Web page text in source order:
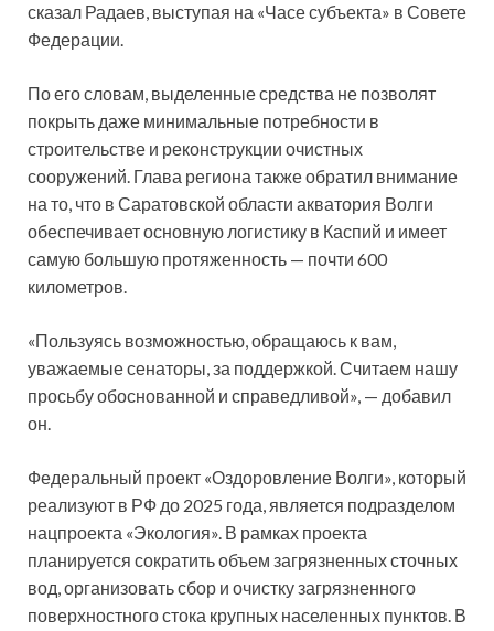
сказал Радаев, выступая на «Часе субъекта» в Совете
Федерации.
По его словам, выделенные средства не позволят
покрыть даже минимальные потребности в
строительстве и реконструкции очистных
сооружений. Глава региона также обратил внимание
на то, что в Саратовской области акватория Волги
обеспечивает основную логистику в Каспий и имеет
самую большую протяженность — почти 600
километров.
«Пользуясь возможностью, обращаюсь к вам,
уважаемые сенаторы, за поддержкой. Считаем нашу
просьбу обоснованной и справедливой», — добавил
он.
Федеральный проект «Оздоровление Волги», который
реализуют в РФ до 2025 года, является подразделом
нацпроекта «Экология». В рамках проекта
планируется сократить объем загрязненных сточных
вод, организовать сбор и очистку загрязненного
поверхностного стока крупных населенных пунктов. В